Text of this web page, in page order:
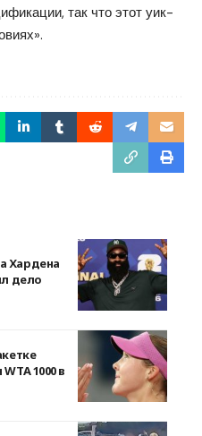
так что этот уик-
Хардена
дело
1000 в